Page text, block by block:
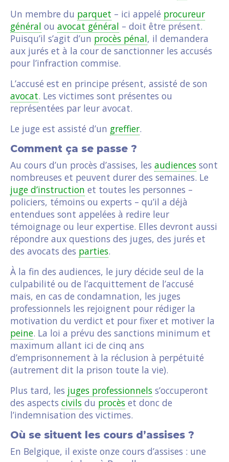
Un membre du parquet – ici appelé procureur
général ou avocat général – doit être présent.
Puisqu’il s’agit d’un procès pénal, il demandera
aux jurés et à la cour de sanctionner les accusés
pour l’infraction commise.
L’accusé est en principe présent, assisté de son
avocat. Les victimes sont présentes ou
représentées par leur avocat.
Le juge est assisté d’un greffier.
Comment ça se passe ?
Au cours d’un procès d’assises, les audiences sont
nombreuses et peuvent durer des semaines. Le
juge d’instruction et toutes les personnes –
policiers, témoins ou experts – qu’il a déjà
entendues sont appelées à redire leur
témoignage ou leur expertise. Elles devront aussi
répondre aux questions des juges, des jurés et
des avocats des parties.
À la fin des audiences, le jury décide seul de la
culpabilité ou de l’acquittement de l’accusé
mais, en cas de condamnation, les juges
professionnels les rejoignent pour rédiger la
motivation du verdict et pour fixer et motiver la
peine. La loi a prévu des sanctions minimum et
maximum allant ici de cinq ans
d’emprisonnement à la réclusion à perpétuité
(autrement dit la prison toute la vie).
Plus tard, les juges professionnels s’occuperont
des aspects civils du procès et donc de
l’indemnisation des victimes.
Où se situent les cours d’assises ?
En Belgique, il existe onze cours d’assises : une